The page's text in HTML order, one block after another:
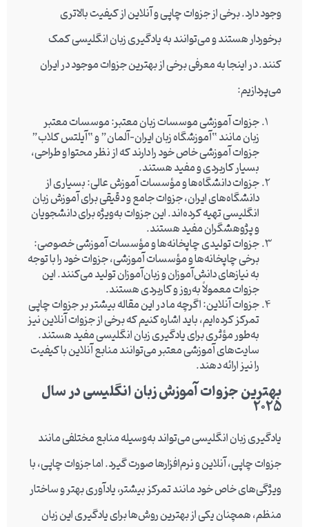
وجود دارد. برخی از جزوات چاپی و آنلاین از کیفیت بالاتری
برخوردار هستند و می‌توانند به یادگیری زبان انگلیسی کمک
کنند. در اینجا به معرفی برخی از بهترین جزوات موجود در ایران
می‌پردازیم:
جزوات آموزشی موسسات زبان معتبر: موسسات معتبر
زبان مانند “آموزشگاه زبان ایران-آلمان” و “آیلتس کلاب”
جزوات آموزشی خاص خود را دارند که از نظر محتوا و طراحی،
بسیار کاربردی و مفید هستند.
جزوات دانشگاه‌ها و مؤسسات آموزش عالی: بسیاری از
دانشگاه‌های ایران، جزوات جامع و دقیقی برای آموزش زبان
انگلیسی تهیه کرده‌اند. این جزوات به‌ویژه برای دانشجویان
و پژوهشگران مفید هستند.
جزوات تولیدی چاپخانه‌ها و مؤسسات آموزشی خصوصی:
برخی چاپخانه‌ها و مؤسسات آموزشی، جزوات خود را با توجه
به نیازهای دانش‌آموزان و زبان‌آموزان تولید می‌کنند. این
جزوات معمولاً به‌روز و کاربردی هستند.
جزوات آنلاین: اگرچه ما در این مقاله بیشتر بر جزوات چاپی
تمرکز کرده‌ایم، باید اشاره کنیم که برخی از جزوات آنلاین نیز
به‌طور مؤثری برای یادگیری زبان انگلیسی مفید هستند.
سایت‌های آموزشی معتبر می‌توانند منابع آنلاین با کیفیت
را نیز ارائه دهند.
بهترین جزوات آموزش زبان انگلیسی در سال
2025
یادگیری زبان انگلیسی می‌تواند به‌وسیله منابع مختلفی مانند
جزوات چاپی، آنلاین و نرم‌افزارها صورت گیرد. اما جزوات چاپی، با
ویژگی‌های خاص خود مانند تمرکز بیشتر، یادآوری بهتر و ساختار
منظم، همچنان یکی از بهترین روش‌ها برای یادگیری این زبان